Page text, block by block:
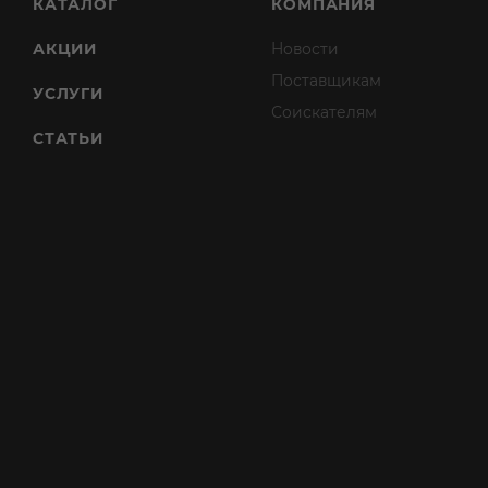
КАТАЛОГ
АКЦИИ
УСЛУГИ
СТАТЬИ
КОМПАНИЯ
Новости
Поставщикам
Соискателям